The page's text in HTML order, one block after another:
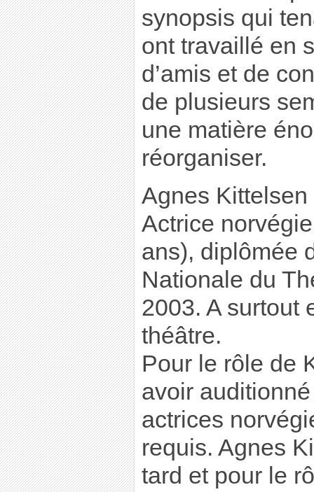
synopsis qui
ont travaillé en
d’amis et de
de plusieurs
une matière
réorganiser.
Agnes Kittelsen
Actrice
ans), diplômée
Nationale du
2003. A surtout
théâtre.
Pour le rôle de
avoir
actrices
requis. Agnes
tard et pour le